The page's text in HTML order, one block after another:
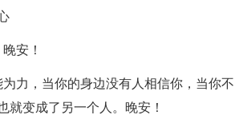
安！
力，当你的身边没有人相信你，当你不
变成了另一个人。晚安！